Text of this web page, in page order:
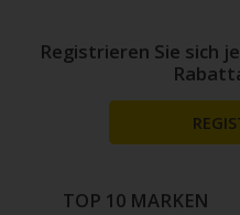
TOP 10 MARKEN
Registrieren Sie sich